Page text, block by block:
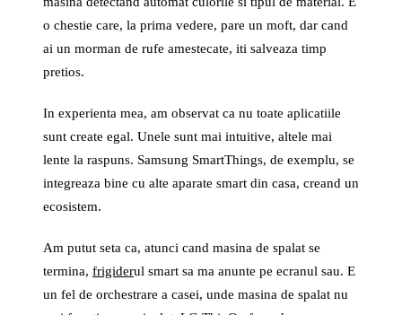
o chestie care, la prima vedere, pare un moft, dar cand
ai un morman de rufe amestecate, iti salveaza timp
pretios.
In experienta mea, am observat ca nu toate aplicatiile
sunt create egal. Unele sunt mai intuitive, altele mai
lente la raspuns. Samsung SmartThings, de exemplu, se
integreaza bine cu alte aparate smart din casa, creand un
ecosistem.
Am putut seta ca, atunci cand masina de spalat se
termina, frigiderul smart sa ma anunte pe ecranul sau. E
un fel de orchestrare a casei, unde masina de spalat nu